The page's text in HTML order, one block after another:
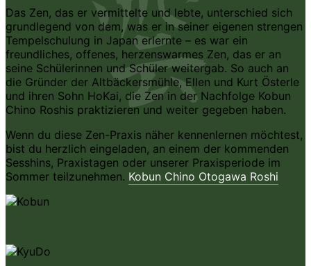
Das Zen, das er vermittelte und lebte, unterschied sich
grundlegend von dem, was er in seiner eigenen strengen
Tempelschulung in Japan erlernte – es war ein
freundliches, offenes, herzenswarmes Zen, das er an
seine Schülerinnen und Schüler weitergab. So auch an
die Gründer der Altbäckersmühle, Ellen und Kurt Österle
und ihren Sohn HoKai, die Zen in der Nachfolge Kobun
Chino Roshis praktizieren und weiter gegeben haben.
Wenn du diese Zen-Praxis näher kennenlernen möchtest,
bist du herzlich eingeladen, an einem der kommenden
Sesshins, Praxistagen oder unserer Praxisperiode im
Sommer teilzunehmen. Kobun Chino Otogawa Roshi